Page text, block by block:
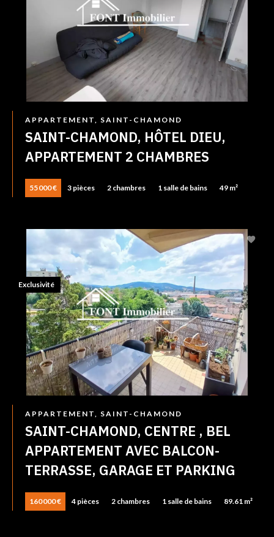
APPARTEMENT, SAINT-CHAMOND
SAINT-CHAMOND, HÔTEL DIEU,
APPARTEMENT 2 CHAMBRES
55 000 € 3 pièces 2 chambres 1 salle de bains 49 m²
APPARTEMENT, SAINT-CHAMOND
SAINT-CHAMOND, CENTRE , BEL
APPARTEMENT AVEC BALCON-
TERRASSE, GARAGE ET PARKING
160 000 € 4 pièces 2 chambres 1 salle de bains 89.61 m²
Exclusivité